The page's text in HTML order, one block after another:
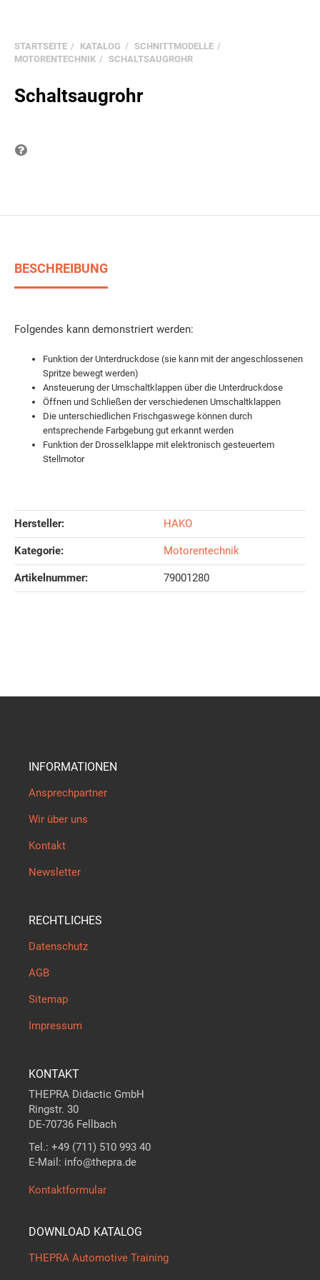
STARTSEITE KATALOG
SCHNITTMODELLE
MOTORENTECHNIK
SCHALTSAUGROHR
Schaltsaugrohr
BESCHREIBUNG
Folgendes kann demonstriert werden:
Funktion der Unterdruckdose (sie kann mit der angeschlossenen
Spritze bewegt werden)
Ansteuerung der Umschaltklappen über die Unterdruckdose
Öffnen und Schließen der verschiedenen Umschaltklappen
Die unterschiedlichen Frischgaswege können durch
entsprechende Farbgebung gut erkannt werden
Funktion der Drosselklappe mit elektronisch gesteuertem
Stellmotor
Hersteller: HAKO
Kategorie: Motorentechnik
Artikelnummer: 79001280
INFORMATIONEN
Ansprechpartner
Wir über uns
Kontakt
Newsletter
RECHTLICHES
Datenschutz
AGB
Sitemap
Impressum
KONTAKT
THEPRA Didactic GmbH
Ringstr. 30
DE-70736 Fellbach
Tel.: +49 (711) 510 993 40
E-Mail: info@thepra.de
Kontaktformular
DOWNLOAD KATALOG
THEPRA Automotive Training